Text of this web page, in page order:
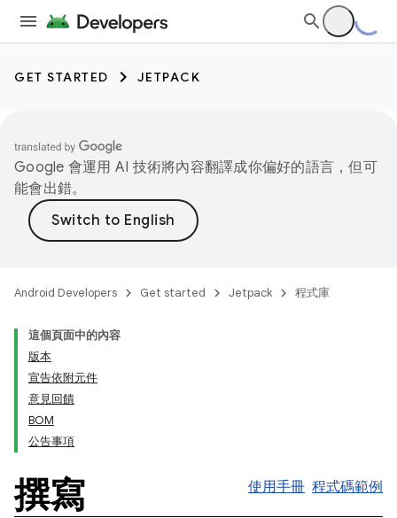
GET STARTED JETPACK
Google 會運用 AI 技術將內容翻譯成你偏好的語言，但可
能會出錯。
Android Developers Get started Jetpack 程式庫
這個頁面中的內容
版本
宣告依附元件
意見回饋
BOM
公告事項
撰寫 使用手冊 程式碼範例